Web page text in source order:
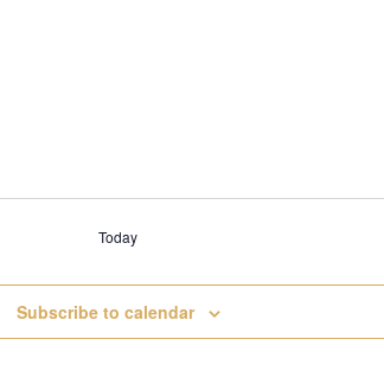
Today
Subscribe to calendar